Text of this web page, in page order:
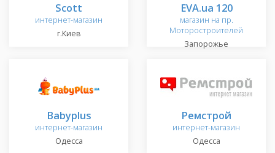
Scott
интернет-магазин
г.Киев
EVA.ua 120
магазин на пр.
Моторостроителей
Запорожье
Babyplus
интернет-магазин
Одесса
Ремстрой
интернет-магазин
Одесса